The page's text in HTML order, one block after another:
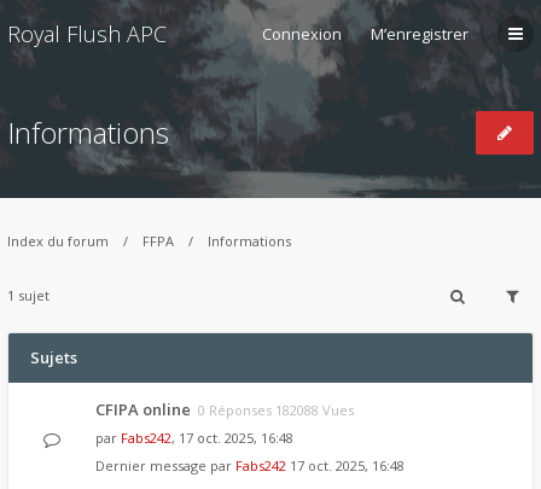
Royal Flush APC Connexion M’enregistrer
Informations
Index du forum FFPA Informations
1 sujet
Sujets
CFIPA online 0 Réponses 182088 Vues
par Fabs242, 17 oct. 2025, 16:48
Dernier message par Fabs242 17 oct. 2025, 16:48